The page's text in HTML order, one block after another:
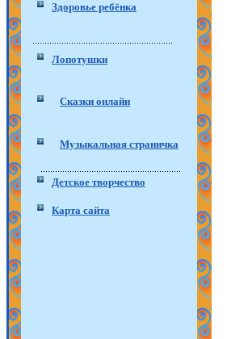
Здоровье ребёнка
Лопотушки
Сказки онлайн
Музыкальная страничка
Детское творчество
Карта сайта